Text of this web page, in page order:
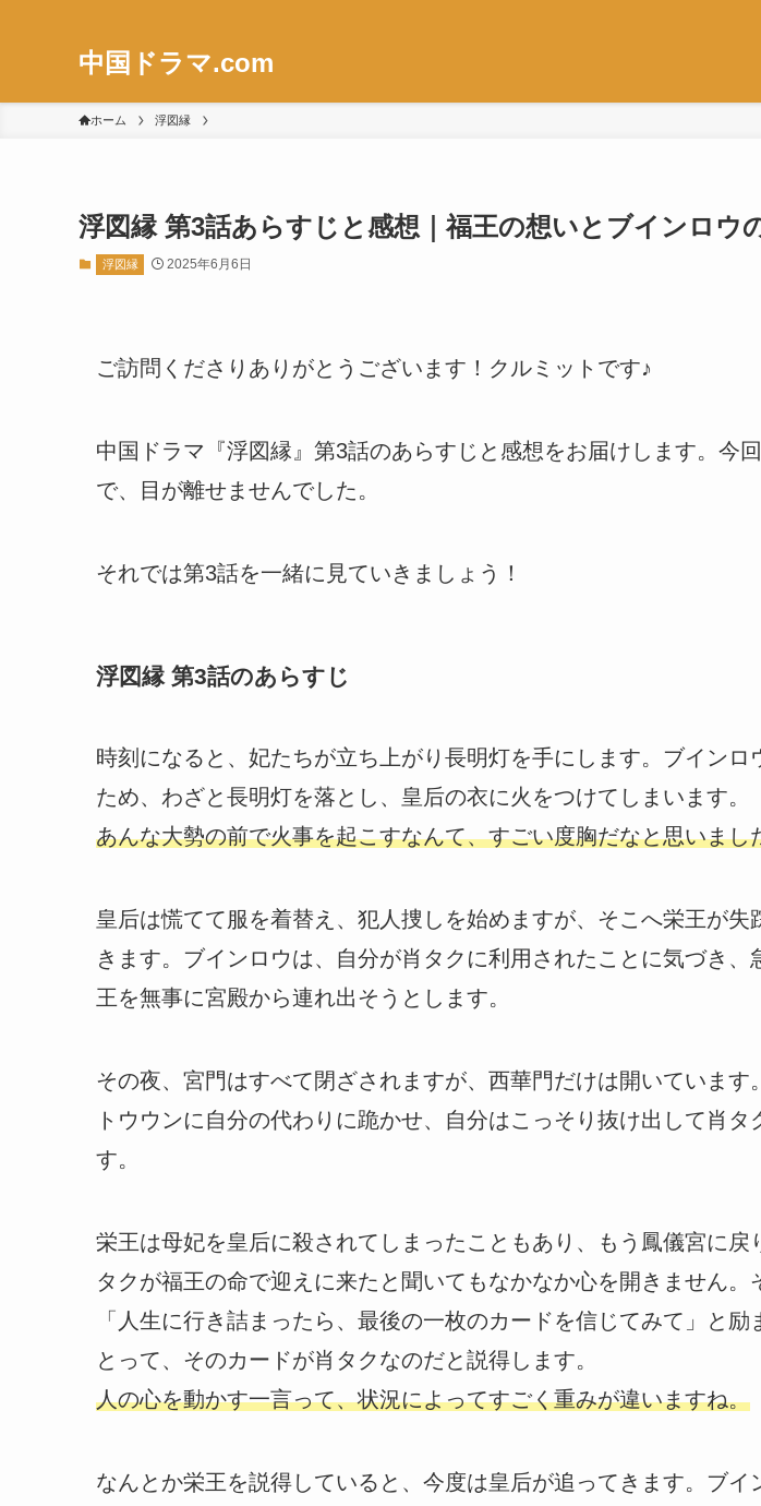
中国ドラマ.com
ホーム 浮図縁
浮図縁 第3話あらすじと感想｜福王の想いとブインロウ
浮図縁 2025年6月6日
ご訪問くださりありがとうございます！クルミットです♪
中国ドラマ『浮図縁』第3話のあらすじと感想をお届けします。今
で、目が離せませんでした。
それでは第3話を一緒に見ていきましょう！
浮図縁 第3話のあらすじ
時刻になると、妃たちが立ち上がり長明灯を手にします。ブインロ
ため、わざと長明灯を落とし、皇后の衣に火をつけてしまいます。
あんな大勢の前で火事を起こすなんて、すごい度胸だなと思いまし
皇后は慌てて服を着替え、犯人捜しを始めますが、そこへ栄王が失
きます。ブインロウは、自分が肖タクに利用されたことに気づき、
王を無事に宮殿から連れ出そうとします。
その夜、宮門はすべて閉ざされますが、西華門だけは開いています
トウウンに自分の代わりに跪かせ、自分はこっそり抜け出して肖タ
す。
栄王は母妃を皇后に殺されてしまったこともあり、もう鳳儀宮に戻
タクが福王の命で迎えに来たと聞いてもなかなか心を開きません。
「人生に行き詰まったら、最後の一枚のカードを信じてみて」と励
とって、そのカードが肖タクなのだと説得します。
人の心を動かす一言って、状況によってすごく重みが違いますね。
なんとか栄王を説得していると、今度は皇后が追ってきます。ブイ